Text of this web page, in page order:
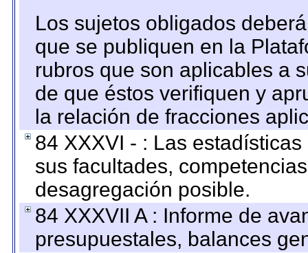
Los sujetos obligados
que se publiquen en la
rubros que son aplicables a
de que éstos verifiquen y
la relación de fracciones
84 XXXVI - : Las
sus facultades,
desagregación posible.
84 XXXVII A : Informe de
presupuestales, balances